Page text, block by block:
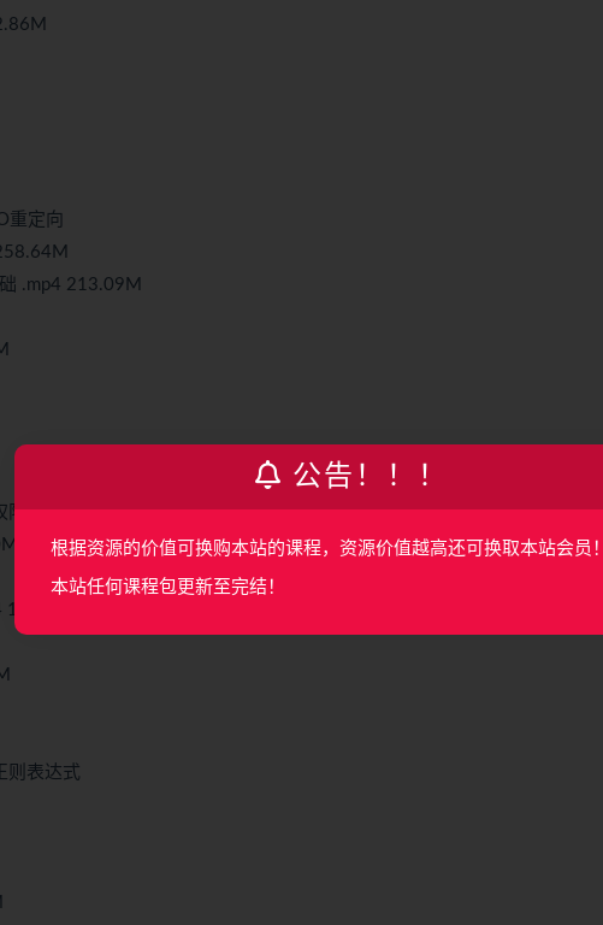
重定向
.mp4 213.09M
限管理
122.81M
则表达式
公告！！！
根据资源的价值可换购本站的课程，资源价值越高还可换取本站会员！
本站任何课程包更新至完结！